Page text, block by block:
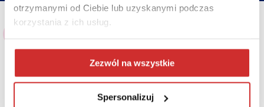
otrzymanymi od Ciebie lub uzyskanymi podczas
korzystania z ich usług.
Zezwól na wszystkie
Spersonalizuj
Dalsze kroki
Zobacz, jak PCG Dziekanat może
uporządkować dydaktykę Twojej uczelni